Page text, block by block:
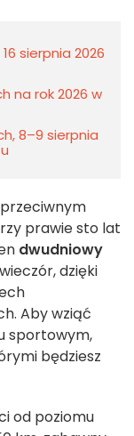
sierpnia 2026
na rok 2026 w
8–9 sierpnia
prawie sto lat
dwudniowy
dzięki
Aby wziąć
sportowym,
będziesz
od poziomu